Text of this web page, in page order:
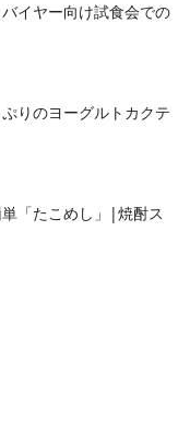
イヤー向け試食会での
りのヨーグルトカクテ
単「たこめし」|焼酎ス